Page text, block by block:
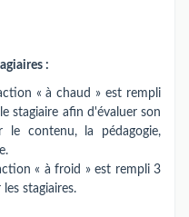
:
« à chaud » est rempli
stagiaire afin d'évaluer son
le contenu, la pédagogie,
« à froid » est rempli 3
stagiaires.